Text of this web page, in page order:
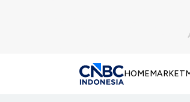
HOMEMARKET